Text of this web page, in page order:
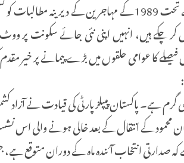
آرڈیننس کی ایک اور اہم شق کے تحت 1989 کے مہاجرین
کر چکے ہیں، انہیں اپنی نئی جائے سکونت پر
کا عوامی حلقوں میں بڑے پیمانے پر خیر
پاکستان پیپلز پارٹی کی قیادت نے آزاد
کے انتقال کے بعد خالی ہونے والی اس نشست
کہ صدارتی انتخاب آئندہ ماہ کے دوران متوقع